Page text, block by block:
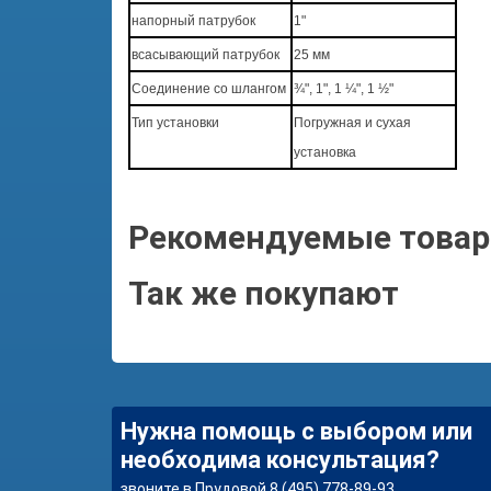
напорный патрубок 1"
всасывающий патрубок 25 мм
Соединение со шлангом ¾", 1", 1 ¼", 1 ½"
Тип установки
Погружная и сухая
установка
Рекомендуемые
Так же покупают
Нужна помощь с выбором или
необходима консультация?